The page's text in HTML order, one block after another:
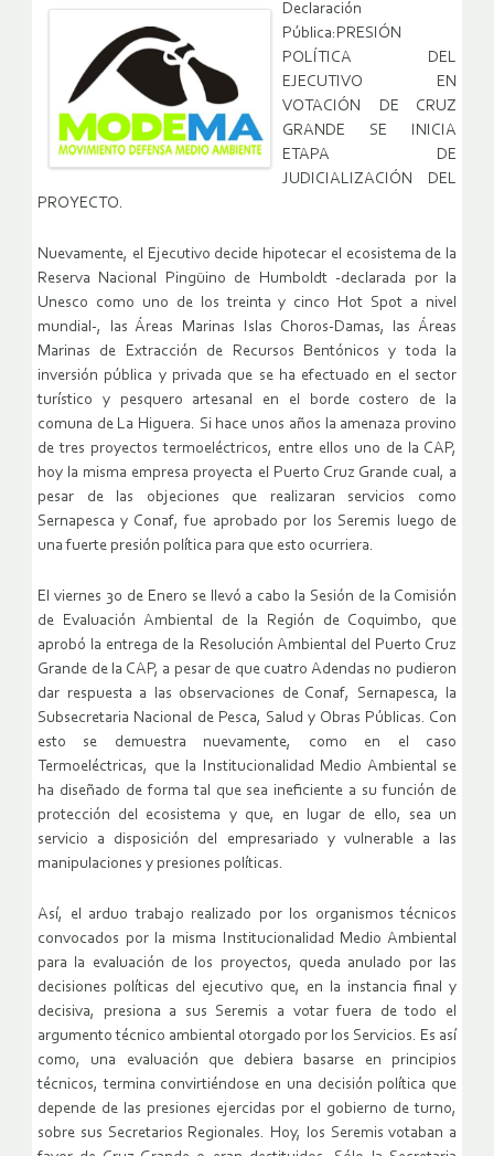
Declaración
Pública:PRESIÓN
POLÍTICA DEL
EJECUTIVO EN
VOTACIÓN DE CRUZ
GRANDE SE INICIA
ETAPA DE
JUDICIALIZACIÓN DEL
PROYECTO.
Nuevamente, el Ejecutivo decide hipotecar el ecosistema de la
Reserva Nacional Pingüino de Humboldt -declarada por la
Unesco como uno de los treinta y cinco Hot Spot a nivel
mundial-, las Áreas Marinas Islas Choros-Damas, las Áreas
Marinas de Extracción de Recursos Bentónicos y toda la
inversión pública y privada que se ha efectuado en el sector
turístico y pesquero artesanal en el borde costero de la
comuna de La Higuera. Si hace unos años la amenaza provino
de tres proyectos termoeléctricos, entre ellos uno de la CAP,
hoy la misma empresa proyecta el Puerto Cruz Grande cual, a
pesar de las objeciones que realizaran servicios como
Sernapesca y Conaf, fue aprobado por los Seremis luego de
una fuerte presión política para que esto ocurriera.
El viernes 30 de Enero se llevó a cabo la Sesión de la Comisión
de Evaluación Ambiental de la Región de Coquimbo, que
aprobó la entrega de la Resolución Ambiental del Puerto Cruz
Grande de la CAP, a pesar de que cuatro Adendas no pudieron
dar respuesta a las observaciones de Conaf, Sernapesca, la
Subsecretaria Nacional de Pesca, Salud y Obras Públicas. Con
esto se demuestra nuevamente, como en el caso
Termoeléctricas, que la Institucionalidad Medio Ambiental se
ha diseñado de forma tal que sea ineficiente a su función de
protección del ecosistema y que, en lugar de ello, sea un
servicio a disposición del empresariado y vulnerable a las
manipulaciones y presiones políticas.
Así, el arduo trabajo realizado por los organismos técnicos
convocados por la misma Institucionalidad Medio Ambiental
para la evaluación de los proyectos, queda anulado por las
decisiones políticas del ejecutivo que, en la instancia final y
decisiva, presiona a sus Seremis a votar fuera de todo el
argumento técnico ambiental otorgado por los Servicios. Es así
como, una evaluación que debiera basarse en principios
técnicos, termina convirtiéndose en una decisión política que
depende de las presiones ejercidas por el gobierno de turno,
sobre sus Secretarios Regionales. Hoy, los Seremis votaban a